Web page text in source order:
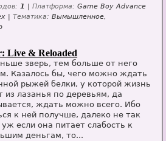
1 Платформа: Game Boy Advance
| Тематика: Вымышленное,
Live & Reloaded
зверь, тем больше от него
Казалось бы, чего можно ждать
рыжей белки, у которой жизнь
из лазанья по деревьям, да
ждать можно всего. Ибо
к ней получше, далеко не так
если она питает слабость к
деньгам, то...